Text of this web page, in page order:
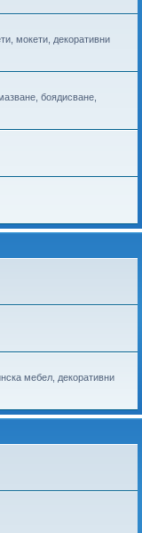
мокети, декоративни
боядисване,
мебел, декоративни